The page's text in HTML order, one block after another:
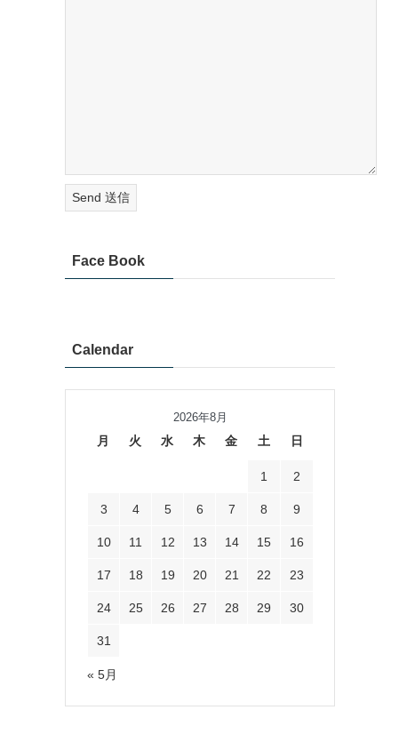
Face Book
Calendar
2026年8月
月 火 水 木 金 土 日
1 2
3 4 5 6 7 8 9
10 11 12 13 14 15 16
17 18 19 20 21 22 23
24 25 26 27 28 29 30
31
« 5月